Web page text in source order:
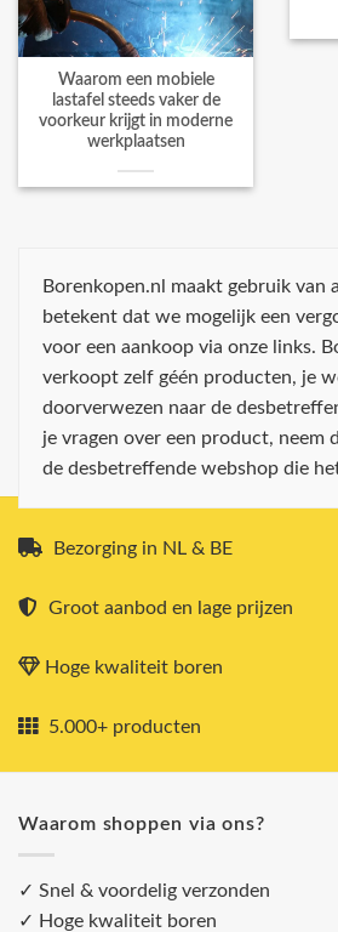
Waarom een mobiele
lastafel steeds vaker de
voorkeur krijgt in moderne
werkplaatsen
Borenkopen.nl maakt gebruik van
betekent dat we mogelijk een
voor een aankoop via onze links.
verkoopt zelf géén producten, je
doorverwezen naar de
je vragen over een product, neem
de desbetreffende webshop die
Bezorging in NL & BE
Groot aanbod en lage prijzen
Hoge kwaliteit boren
5.000+ producten
Waarom shoppen via ons?
✓ Snel & voordelig verzonden
✓ Hoge kwaliteit boren